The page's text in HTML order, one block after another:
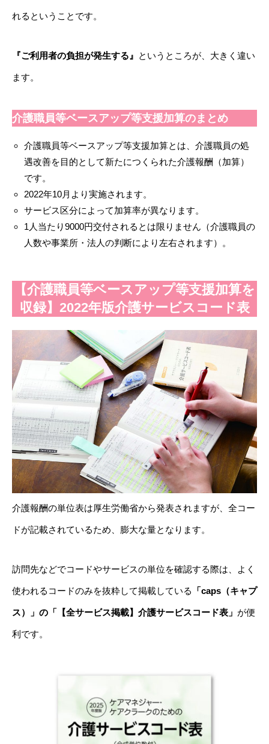
れるということです。
『ご利用者の負担が発生する』 というところが、大きく違い
ます。
介護職員等ベースアップ等支援加算のまとめ
介護職員等ベースアップ等支援加算とは、介護職員の処
遇改善を目的として新たにつくられた介護報酬（加算）
です。
2022年10月より実施されます。
サービス区分によって加算率が異なります。
1人当たり9000円交付されるとは限りません（介護職員の
人数や事業所・法人の判断により左右されます）。
【介護職員等ベースアップ等支援加算を
収録】2022年版介護サービスコード表
介護報酬の単位表は厚生労働省から発表されますが、全コー
ドが記載されているため、膨大な量となります。
訪問先などでコードやサービスの単位を確認する際は、よく
使われるコードのみを抜粋して掲載している 「caps（キャプ
ス）」の「【全サービス掲載】介護サービスコード表」 が便
利です。